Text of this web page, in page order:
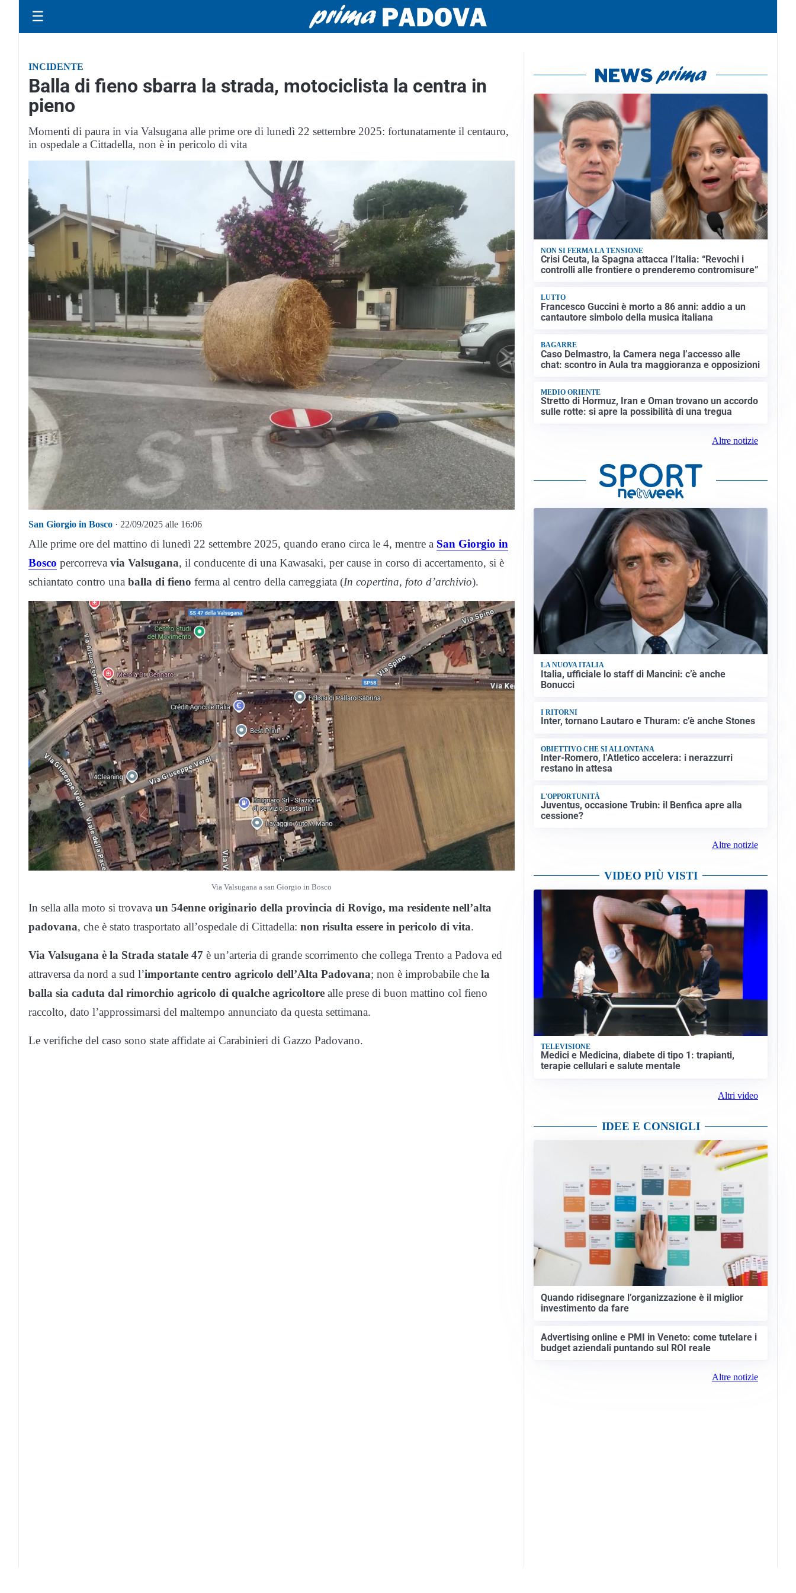
☰
INCIDENTE
Balla di fieno sbarra la strada, motociclista la centra in
pieno
Momenti di paura in via Valsugana alle prime ore di lunedì 22 settembre 2025: fortunatamente il centauro,
in ospedale a Cittadella, non è in pericolo di vita
San Giorgio in Bosco · 22/09/2025 alle 16:06
Alle prime ore del mattino di lunedì 22 settembre 2025, quando erano circa le 4, mentre a San Giorgio in
Bosco percorreva via Valsugana, il conducente di una Kawasaki, per cause in corso di accertamento, si è
schiantato contro una balla di fieno ferma al centro della carreggiata (In copertina, foto d’archivio).
Via Valsugana a san Giorgio in Bosco
In sella alla moto si trovava un 54enne originario della provincia di Rovigo, ma residente nell’alta
padovana, che è stato trasportato all’ospedale di Cittadella: non risulta essere in pericolo di vita.
Via Valsugana è la Strada statale 47 è un’arteria di grande scorrimento che collega Trento a Padova ed
attraversa da nord a sud l’importante centro agricolo dell’Alta Padovana; non è improbabile che la
balla sia caduta dal rimorchio agricolo di qualche agricoltore alle prese di buon mattino col fieno
raccolto, dato l’approssimarsi del maltempo annunciato da questa settimana.
Le verifiche del caso sono state affidate ai Carabinieri di Gazzo Padovano.
NON SI FERMA LA TENSIONE
Crisi Ceuta, la Spagna attacca l’Italia: “Revochi i
controlli alle frontiere o prenderemo contromisure”
LUTTO
Francesco Guccini è morto a 86 anni: addio a un
cantautore simbolo della musica italiana
BAGARRE
Caso Delmastro, la Camera nega l’accesso alle
chat: scontro in Aula tra maggioranza e opposizioni
MEDIO ORIENTE
Stretto di Hormuz, Iran e Oman trovano un accordo
sulle rotte: si apre la possibilità di una tregua
Altre notizie
LA NUOVA ITALIA
Italia, ufficiale lo staff di Mancini: c’è anche
Bonucci
I RITORNI
Inter, tornano Lautaro e Thuram: c’è anche Stones
OBIETTIVO CHE SI ALLONTANA
Inter-Romero, l’Atletico accelera: i nerazzurri
restano in attesa
L'OPPORTUNITÀ
Juventus, occasione Trubin: il Benfica apre alla
cessione?
Altre notizie
VIDEO PIÙ VISTI
TELEVISIONE
Medici e Medicina, diabete di tipo 1: trapianti,
terapie cellulari e salute mentale
Altri video
IDEE E CONSIGLI
Quando ridisegnare l’organizzazione è il miglior
investimento da fare
Advertising online e PMI in Veneto: come tutelare i
budget aziendali puntando sul ROI reale
Altre notizie